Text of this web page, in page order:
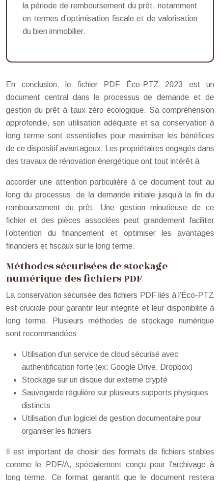
la période de remboursement du prêt, notamment
en termes d’optimisation fiscale et de valorisation
du bien immobilier.
En conclusion, le fichier PDF Éco-PTZ 2023 est un
document central dans le processus de demande et de
gestion du prêt à taux zéro écologique. Sa compréhension
approfondie, son utilisation adéquate et sa conservation à
long terme sont essentielles pour maximiser les bénéfices
de ce dispositif avantageux. Les propriétaires engagés dans
des travaux de rénovation énergétique ont tout intérêt à
accorder une attention particulière à ce document tout au
long du processus, de la demande initiale jusqu’à la fin du
remboursement du prêt. Une gestion minutieuse de ce
fichier et des pièces associées peut grandement faciliter
l’obtention du financement et optimiser les avantages
financiers et fiscaux sur le long terme.
Méthodes sécurisées de stockage
numérique des fichiers PDF
La conservation sécurisée des fichiers PDF liés à l’Éco-PTZ
est cruciale pour garantir leur intégrité et leur disponibilité à
long terme. Plusieurs méthodes de stockage numérique
sont recommandées :
Utilisation d’un service de cloud sécurisé avec
authentification forte (ex: Google Drive, Dropbox)
Stockage sur un disque dur externe crypté
Sauvegarde régulière sur plusieurs supports physiques
distincts
Utilisation d’un logiciel de gestion documentaire pour
organiser les fichiers
Il est important de choisir des formats de fichiers stables
comme le PDF/A, spécialement conçu pour l’archivage à
long terme. Ce format garantit que le document restera